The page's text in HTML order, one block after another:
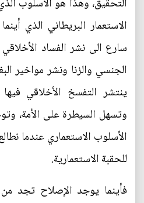
الاستعمار البريطاني الذي
سارع الى نشر الفساد
الجنسي والزنا ونشر مواخير
ينتشر التفسخ الأخلاقي
وتسهل السيطرة على الأمة،
الأسلوب الاستعماري عندما
للحقبة الاستعمارية.
فأينما يوجد الإصلاح تجد